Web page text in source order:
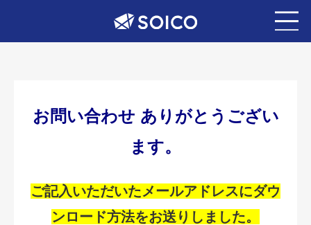
お問い合わせ ありがとうござい
ます。
ご記入いただいたメールアドレスにダウ
ンロード方法をお送りしました。